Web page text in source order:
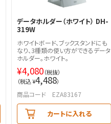
データホルダー（ホワイト） DH-
319W
ホワイトボード、ブックスタンドにも
なり、3種類の使い方ができるデータ
ホルダー。ホワイト。
¥4,080（税抜）
（税込 ¥4,488）
商品コード EZA83167
カートに入れる